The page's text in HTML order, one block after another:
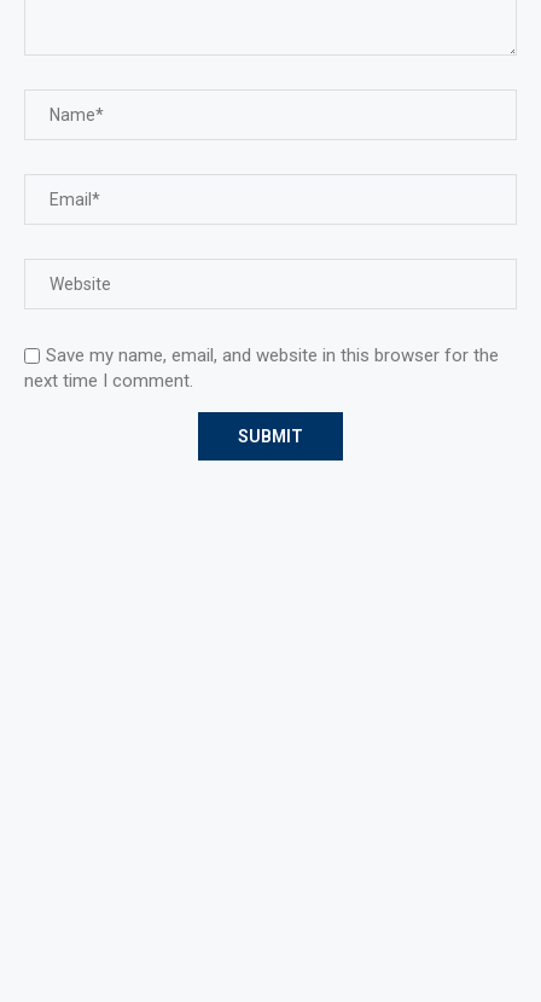
Save my name, email, and website in this browser for the
next time I comment.